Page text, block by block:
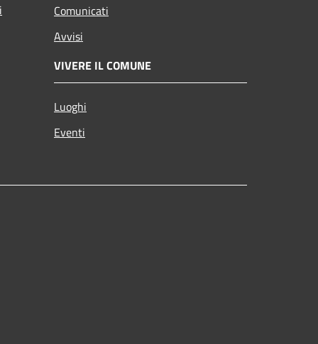
Comunicati
Avvisi
VIVERE IL COMUNE
Luoghi
Eventi